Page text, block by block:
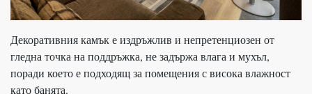
Декоративния камък е издръжлив и непретенциозен от
гледна точка на поддръжка, не задържа влага и мухъл,
поради което е подходящ за помещения с висока влажност
като банята.